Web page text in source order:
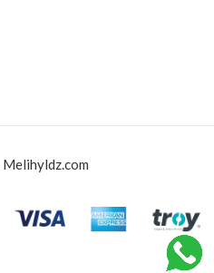
Melihyldz.com